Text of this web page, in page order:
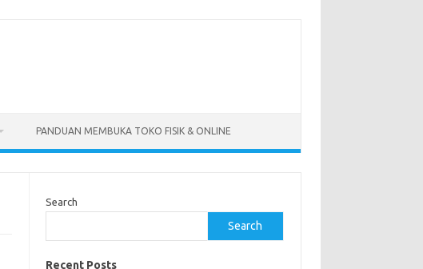
PANDUAN MEMBUKA TOKO FISIK & ONLINE
Search
Search
Recent Posts